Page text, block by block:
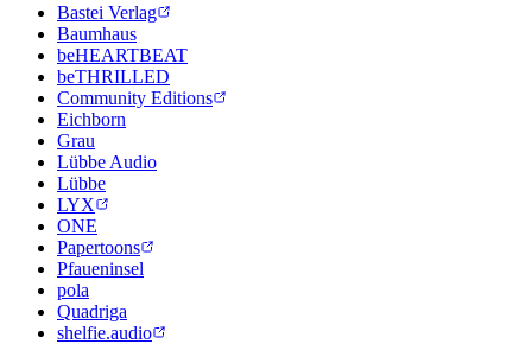
Bastei Verlag
Baumhaus
beHEARTBEAT
beTHRILLED
Community Editions
Eichborn
Grau
Lübbe Audio
Lübbe
LYX
ONE
Papertoons
Pfaueninsel
pola
Quadriga
shelfie.audio